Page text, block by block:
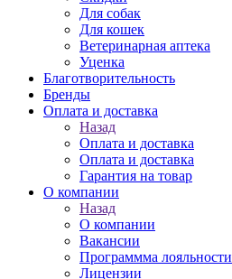
Для собак
Для кошек
Ветеринарная аптека
Уценка
Благотворительность
Бренды
Оплата и доставка
Назад
Оплата и доставка
Оплата и доставка
Гарантия на товар
О компании
Назад
О компании
Вакансии
Программма лояльности
Лицензии